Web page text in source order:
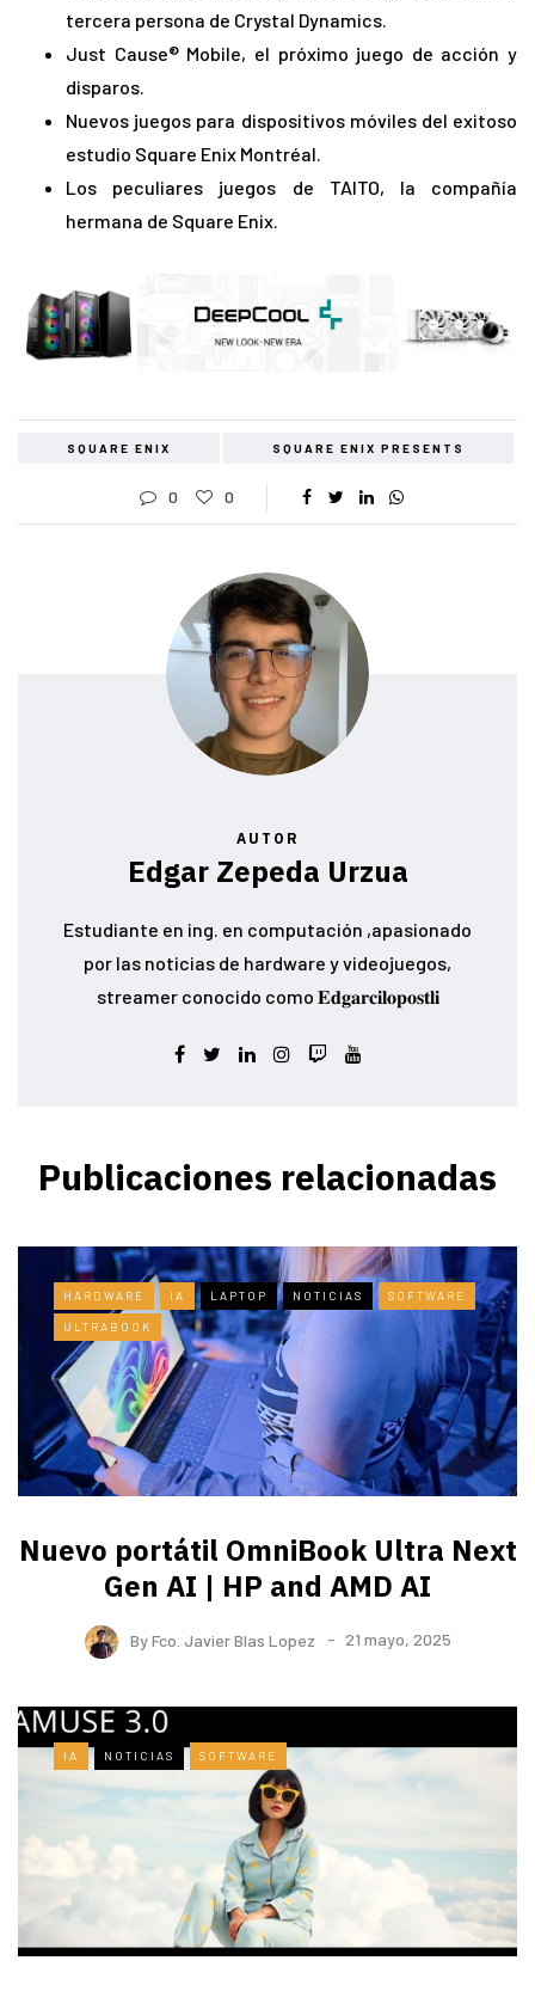
tercera persona de Crystal Dynamics.
Just Cause® Mobile, el próximo juego de acción y
disparos.
Nuevos juegos para dispositivos móviles del exitoso
estudio Square Enix Montréal.
Los peculiares juegos de TAITO, la compañía
hermana de Square Enix.
SQUARE ENIX SQUARE ENIX PRESENTS
0 0
AUTOR
Edgar Zepeda Urzua
Estudiante en ing. en computación ,apasionado
por las noticias de hardware y videojuegos,
streamer conocido como 𝐄𝐝𝐠𝐚𝐫𝐜𝐢𝐥𝐨𝐩𝐨𝐬𝐭𝐥𝐢
Publicaciones relacionadas
HARDWARE IA LAPTOP NOTICIAS SOFTWARE
ULTRABOOK
Nuevo portátil OmniBook Ultra ​Next
Gen AI | HP and AMD AI
ByFco. Javier Blas Lopez 21 mayo, 2025
IA NOTICIAS SOFTWARE